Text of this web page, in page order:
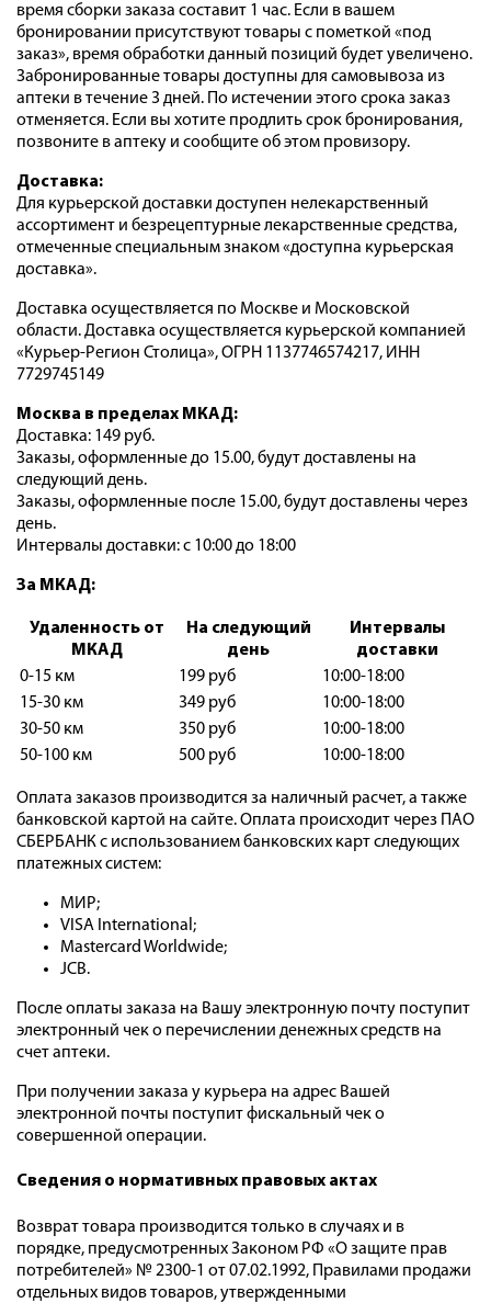
время сборки заказа составит 1 час. Если в вашем
бронировании присутствуют товары с пометкой «под
заказ», время обработки данный позиций будет увеличено.
Забронированные товары доступны для самовывоза из
аптеки в течение 3 дней. По истечении этого срока заказ
отменяется. Если вы хотите продлить срок бронирования,
позвоните в аптеку и сообщите об этом провизору.
Доставка:
Для курьерской доставки доступен нелекарственный
ассортимент и безрецептурные лекарственные средства,
отмеченные специальным знаком «доступна курьерская
доставка».
Доставка осуществляется по Москве и Московской
области. Доставка осуществляется курьерской компанией
«Курьер-Регион Столица», ОГРН 1137746574217, ИНН
7729745149
Москва в пределах МКАД:
Доставка: 149 руб.
Заказы, оформленные до 15.00, будут доставлены на
следующий день.
Заказы, оформленные после 15.00, будут доставлены через
день.
Интервалы доставки: с 10:00 до 18:00
За МКАД:
Удаленность от
МКАД
На следующий
день
Интервалы
доставки
0-15 км
199 руб
10:00-18:00
15-30 км
349 руб
10:00-18:00
30-50 км
350 руб
10:00-18:00
50-100 км
500 руб 10:00-18:00
Оплата заказов производится за наличный расчет, а также
банковской картой на сайте. Оплата происходит через ПАО
СБЕРБАНК с использованием банковских карт следующих
платежных систем:
МИР;
VISA International;
Mastercard Worldwide;
JCB.
После оплаты заказа на Вашу электронную почту поступит
электронный чек о перечислении денежных средств на
счет аптеки.
При получении заказа у курьера на адрес Вашей
электронной почты поступит фискальный чек о
совершенной операции.
Cведения о нормативных правовых актах
Возврат товара производится только в случаях и в
порядке, предусмотренных Законом РФ «О защите прав
потребителей» № 2300-1 от 07.02.1992, Правилами продажи
отдельных видов товаров, утвержденными